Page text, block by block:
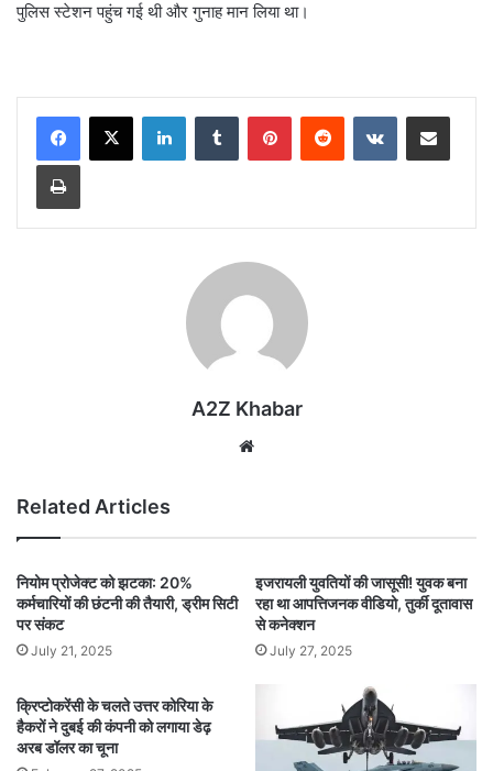
पुलिस स्टेशन पहुंच गई थी और गुनाह मान लिया था।
LinkedInTumblr PinterestReddit VKontakteShare via Email
Print
A2Z Khabar
Related Articles
नियोम प्रोजेक्ट को झटका: 20%
कर्मचारियों की छंटनी की तैयारी, ड्रीम सिटी
पर संकट
July 21, 2025
इजरायली युवतियों की जासूसी! युवक बना
रहा था आपत्तिजनक वीडियो, तुर्की दूतावास
से कनेक्शन
July 27, 2025
क्रिप्टोकरेंसी के चलते उत्तर कोरिया के
हैकरों ने दुबई की कंपनी को लगाया डेढ़
अरब डॉलर का चूना